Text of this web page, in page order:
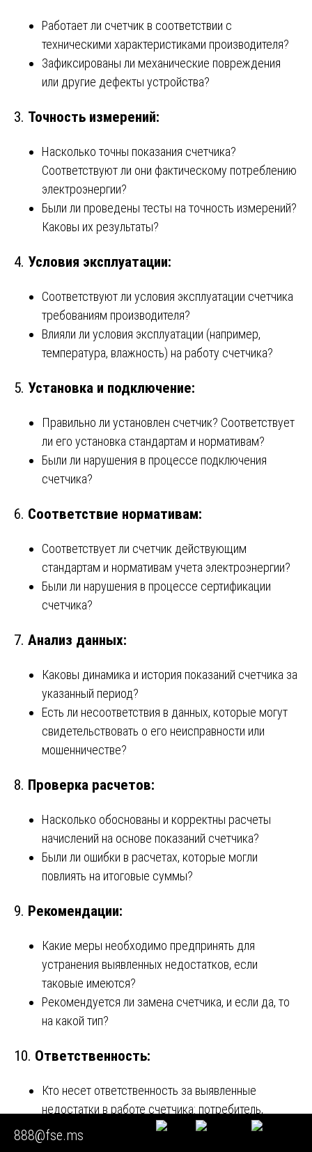
Работает ли счетчик в соответствии с
техническими характеристиками производителя?
Зафиксированы ли механические повреждения
или другие дефекты устройства?
3. Точность измерений:
Насколько точны показания счетчика?
Соответствуют ли они фактическому потреблению
электроэнергии?
Были ли проведены тесты на точность измерений?
Каковы их результаты?
4. Условия эксплуатации:
Соответствуют ли условия эксплуатации счетчика
требованиям производителя?
Влияли ли условия эксплуатации (например,
температура, влажность) на работу счетчика?
5. Установка и подключение:
Правильно ли установлен счетчик? Соответствует
ли его установка стандартам и нормативам?
Были ли нарушения в процессе подключения
счетчика?
6. Соответствие нормативам:
Соответствует ли счетчик действующим
стандартам и нормативам учета электроэнергии?
Были ли нарушения в процессе сертификации
счетчика?
7. Анализ данных:
Каковы динамика и история показаний счетчика за
указанный период?
Есть ли несоответствия в данных, которые могут
свидетельствовать о его неисправности или
мошенничестве?
8. Проверка расчетов:
Насколько обоснованы и корректны расчеты
начислений на основе показаний счетчика?
Были ли ошибки в расчетах, которые могли
повлиять на итоговые суммы?
9. Рекомендации:
Какие меры необходимо предпринять для
устранения выявленных недостатков, если
таковые имеются?
Рекомендуется ли замена счетчика, и если да, то
на какой тип?
10. Ответственность:
Кто несет ответственность за выявленные
недостатки в работе счетчика: потребитель,
поставщик или производитель?
888@fse.ms